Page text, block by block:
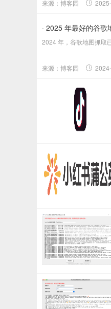
来源：博客园
· 2025 年最好的谷
2024 年，谷歌地图抓取
来源：博客园